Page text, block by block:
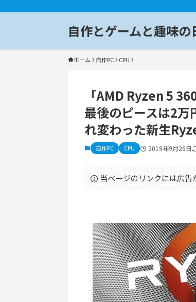
自作とゲームと趣味の
ホーム 自作PC CPU
「AMD Ryzen 5
最後のピースは2万
れ変わった新生
自作PC CPU 2019年9月26日
当ページのリンクには広告